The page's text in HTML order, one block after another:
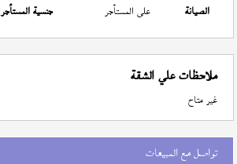
الصيانة
على المستأجر جنسية المستأجر
ملاحظات علي الشقة
غير متاح
تواصل مع المبيعات